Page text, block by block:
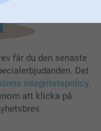
får du den senaste
Det
integritetspolicy.
att klicka på